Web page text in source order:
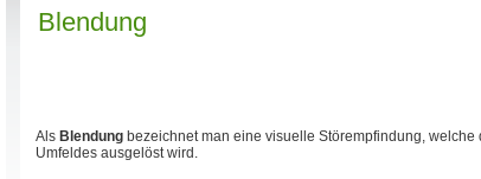
Blendung
Als Blendung bezeichnet man eine visuelle Störempfindung,
Umfeldes ausgelöst wird.